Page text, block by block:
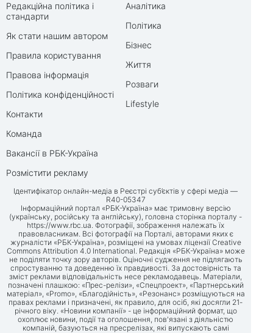
Редакційна політика і
стандарти
Як стати нашим автором
Правила користування
Правова інформація
Політика конфіденційності
Контакти
Команда
Вакансії в РБК-Україна
Розмістити рекламу
Аналітика
Політика
Бізнес
Життя
Розваги
Lifestyle
Ідентифікатор онлайн-медіа в Реєстрі суб’єктів у сфері медіа —
R40-05347
Інформаційний портал «РБК-Україна» має тримовну версію
(українську, російську та англійську), головна сторінка порталу -
https://www.rbc.ua. Фотографії, зображення належать їх
правовласникам. Всі фотографії на Порталі, авторами яких є
журналісти «РБК-Україна», розміщені на умовах ліцензії Creative
Commons Attribution 4.0 International. Редакція «РБК-Україна» може
не поділяти точку зору авторів. Оціночні судження не підлягають
спростуванню та доведенню їх правдивості. За достовірність та
зміст реклами відповідальність несе рекламодавець. Матеріали,
позначені плашкою: «Прес-релізи», «Спецпроект», «Партнерський
матеріал», «Promo», «Благодійність», «Резонанс» розміщуються на
правах реклами і призначені, як правило, для осіб, які досягли 21-
річного віку. «Новини компанії» - це інформаційний формат, що
охоплює новини, події та оголошення, пов'язані з діяльністю
компаній, базуються на пресрелізах, які випускають самі